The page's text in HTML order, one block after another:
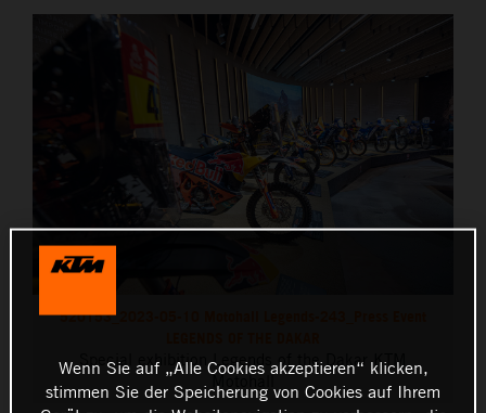
520153_2023-05-10 Motohall Legends-243_Press Event
Special exhibition Legends of the Dakar KTM
Motohall
Wenn Sie auf „Alle Cookies akzeptieren“ klicken,
stimmen Sie der Speicherung von Cookies auf Ihrem